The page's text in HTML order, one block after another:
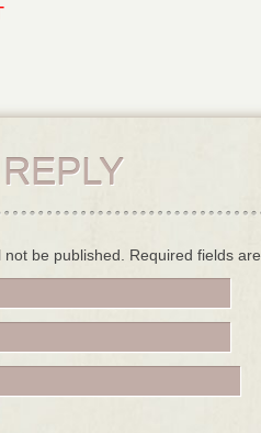
not be published. Required fields